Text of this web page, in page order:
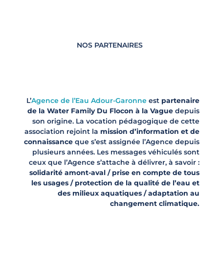
NOS PARTENAIRES
L’Agence de l’Eau Adour-Garonne est partenaire
de la Water Family Du Flocon à la Vague depuis
son origine. La vocation pédagogique de cette
association rejoint la mission d’information et de
connaissance que s’est assignée l’Agence depuis
plusieurs années. Les messages véhiculés sont
ceux que l’Agence s’attache à délivrer, à savoir :
solidarité amont-aval / prise en compte de tous
les usages / protection de la qualité de l’eau et
des milieux aquatiques / adaptation au
changement climatique.